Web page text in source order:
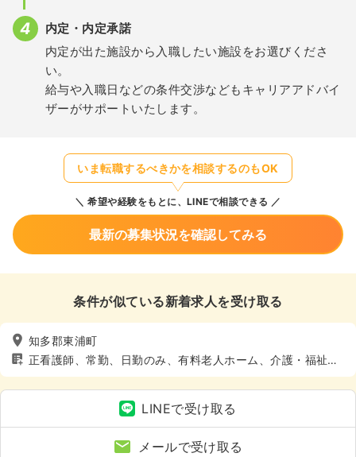
内定・内定承諾
内定が出た施設から入職したい施設をお選びくださ
い。
給与や入職日などの条件交渉などもキャリアアドバイ
ザーがサポートいたします。
いま転職するべきかを相談するのもOK
希望や経験をもとに、LINEで相談できる
最新の募集状況を確認してみる
条件が似ている新着求人を受け取る
知多郡東浦町
正看護師、常勤、日勤のみ、有料老人ホーム、介護・福祉
系、4週8休以上
LINEで受け取る
メールで受け取る